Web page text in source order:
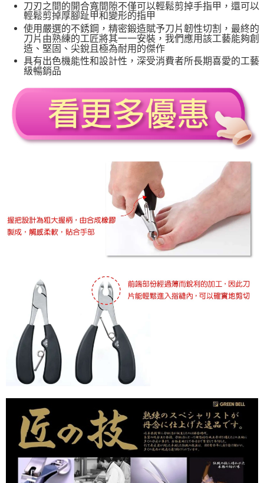
刀刃之間的開合寬間隙不僅可以輕鬆剪掉手指甲，還可以
輕鬆剪掉厚腳趾甲和變形的指甲
使用嚴選的不銹鋼，精密鍛造賦予刀片韌性切割，最終的
刀片由熟練的工匠將其一一安裝，我們應用該工藝能夠創
造、堅固、尖銳且極為耐用的傑作
具有出色機能性和設計性，深受消費者所長期喜愛的工藝
級暢銷品